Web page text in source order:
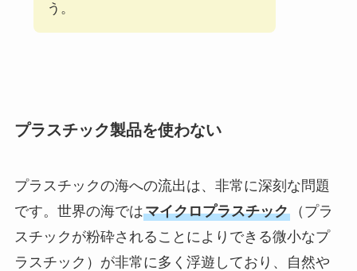
う。
プラスチック製品を使わない
プラスチックの海への流出は、非常に深刻な問題
です。世界の海ではマイクロプラスチック（プラ
スチックが粉砕されることによりできる微小なプ
ラスチック）が非常に多く浮遊しており、自然や